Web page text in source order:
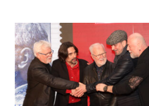
View
Larger
Image